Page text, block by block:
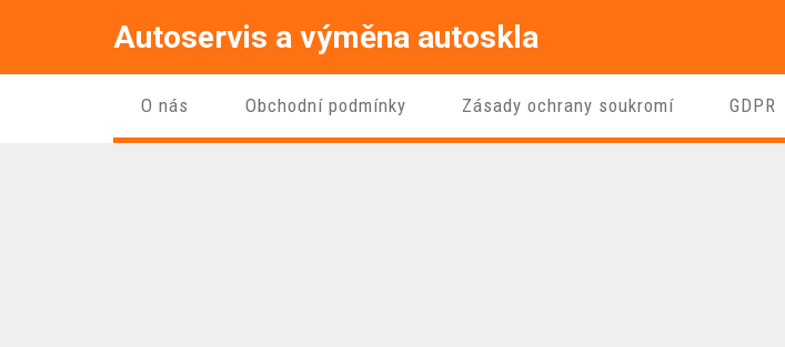
Autoservis a výměna autoskla
O nás Obchodní podmínky Zásady ochrany soukromí GDPR